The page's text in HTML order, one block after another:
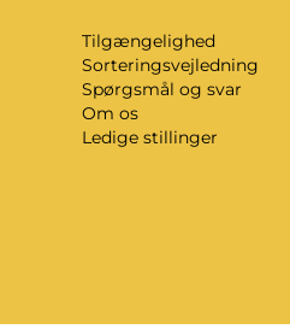
Tilgængelighed
Sorteringsvejledning
Spørgsmål og svar
Om os
Ledige stillinger